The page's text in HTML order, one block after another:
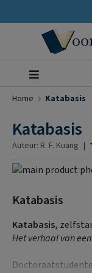
Home Katabasis
Katabasis
Auteur: R. F. Kuang |
Ga
het
van
de
gallerij
naar
begin
van
afbeeldingen-
Katabasis
Katabasis,
Het verhaal van